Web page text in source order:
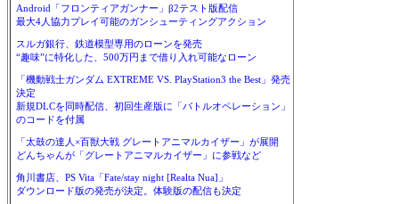
Android「フロンティアガンナー」β2テスト版配信
最大4人協力プレイ可能のガンシューティングアクション
スルガ銀行、鉄道模型専用のローンを発売
“趣味”に特化した、500万円まで借り入れ可能なローン
「機動戦士ガンダム EXTREME VS. PlayStation3 the Best」発売
決定
新規DLCを同時配信、初回生産版に「バトルオペレーション」
のコードを付属
「太鼓の達人×百獣大戦 グレートアニマルカイザー」が展開
どんちゃんが「グレートアニマルカイザー」に参戦など
角川書店、PS Vita「Fate/stay night [Realta Nua]」
ダウンロード版の発売が決定。体験版の配信も決定